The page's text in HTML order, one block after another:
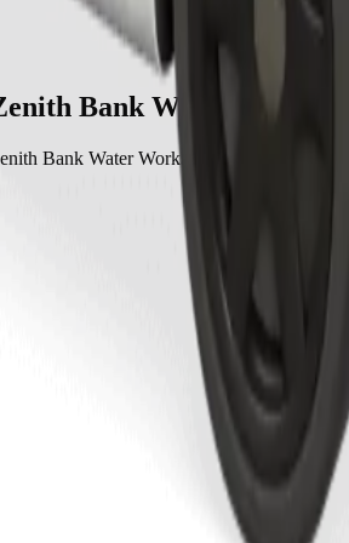
którego koszt wyniesie około 1661,70
Bank Water Works
Bank Water Works do innych miejsc w